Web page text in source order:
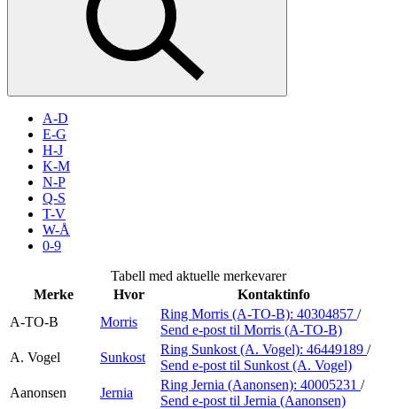
Aktiviteter
Inspirasjon
Søk
Praktisk informasjon
Ledige stillinger
Magasin
Gavekort
A-D
E-G
H-J
K-M
N-P
Q-S
T-V
W-Å
0-9
Tabell med aktuelle merkevarer
Merke
Hvor
Kontaktinfo
A-TO-B
Morris
Ring Morris (A-TO-B): 40304857 /
Send e-post til Morris (A-TO-B)
A. Vogel
Sunkost
Ring Sunkost (A. Vogel): 46449189 /
Send e-post til Sunkost (A. Vogel)
Aanonsen
Jernia
Ring Jernia (Aanonsen): 40005231 /
Send e-post til Jernia (Aanonsen)